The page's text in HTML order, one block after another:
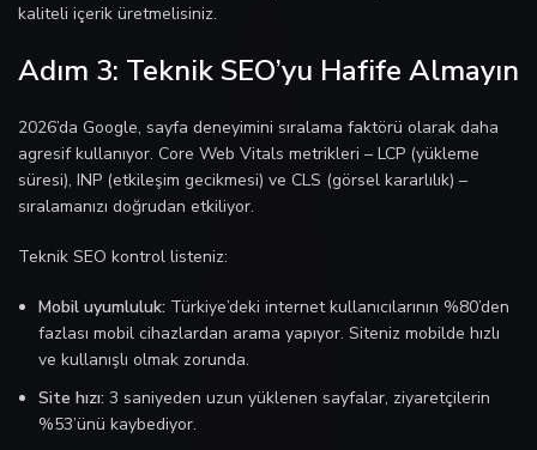
kaliteli içerik üretmelisiniz.
Adım 3: Teknik SEO’yu Hafife Almayın
2026’da Google, sayfa deneyimini sıralama faktörü olarak daha
agresif kullanıyor. Core Web Vitals metrikleri – LCP (yükleme
süresi), INP (etkileşim gecikmesi) ve CLS (görsel kararlılık) –
sıralamanızı doğrudan etkiliyor.
Teknik SEO kontrol listeniz:
Mobil uyumluluk: Türkiye’deki internet kullanıcılarının %80’den
fazlası mobil cihazlardan arama yapıyor. Siteniz mobilde hızlı
ve kullanışlı olmak zorunda.
Site hızı: 3 saniyeden uzun yüklenen sayfalar, ziyaretçilerin
%53’ünü kaybediyor.